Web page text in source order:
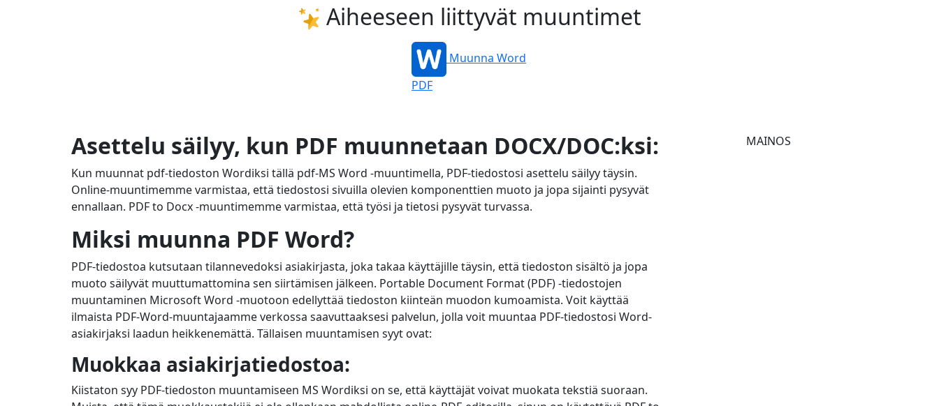
Aiheeseen liittyvät muuntimet
Muunna Word
PDF
Asettelu säilyy, kun PDF muunnetaan DOCX/DOC:ksi:
Kun muunnat pdf-tiedoston Wordiksi tällä pdf-MS Word -muuntimella, PDF-tiedostosi asettelu säilyy täysin.
Online-muuntimemme varmistaa, että tiedostosi sivuilla olevien komponenttien muoto ja jopa sijainti pysyvät
ennallaan. PDF to Docx -muuntimemme varmistaa, että työsi ja tietosi pysyvät turvassa.
Miksi muunna PDF Word?
PDF-tiedostoa kutsutaan tilannevedoksi asiakirjasta, joka takaa käyttäjille täysin, että tiedoston sisältö ja jopa
muoto säilyvät muuttumattomina sen siirtämisen jälkeen. Portable Document Format (PDF) -tiedostojen
muuntaminen Microsoft Word -muotoon edellyttää tiedoston kiinteän muodon kumoamista. Voit käyttää
ilmaista PDF-Word-muuntajaamme verkossa saavuttaaksesi palvelun, jolla voit muuntaa PDF-tiedostosi Word-
asiakirjaksi laadun heikkenemättä. Tällaisen muuntamisen syyt ovat:
Muokkaa asiakirjatiedostoa:
Kiistaton syy PDF-tiedoston muuntamiseen MS Wordiksi on se, että käyttäjät voivat muokata tekstiä suoraan.
MAINOS